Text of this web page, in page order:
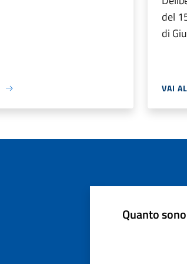
del
di
VAI
Quanto